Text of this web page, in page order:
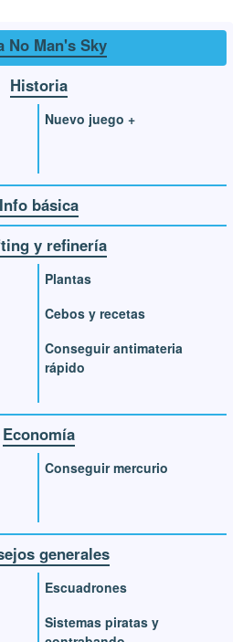
No Man's Sky
Historia
Nuevo juego +
Info básica
y refinería
Plantas
Cebos y recetas
Conseguir antimateria
rápido
Economía
Conseguir mercurio
generales
Escuadrones
Sistemas piratas y